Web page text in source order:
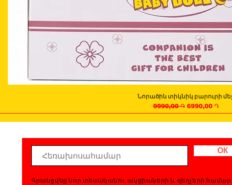
Quick View
Նորածին տիկնիկ բարուրի
Regular Price
9990,00 ֏ Sale Price
6990,00 ֏
ОК
Գրանցվեք նոր տեսականու, ակցիաների և զեղչերի